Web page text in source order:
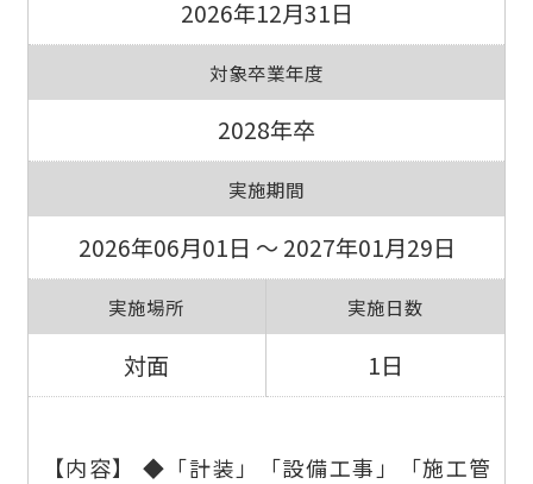
2026年12月31日
対象卒業年度
2028年卒
実施期間
2026年06月01日 ～ 2027年01月29日
実施場所
対面
実施日数
1日
【内容】 ◆「計装」「設備工事」「施工管